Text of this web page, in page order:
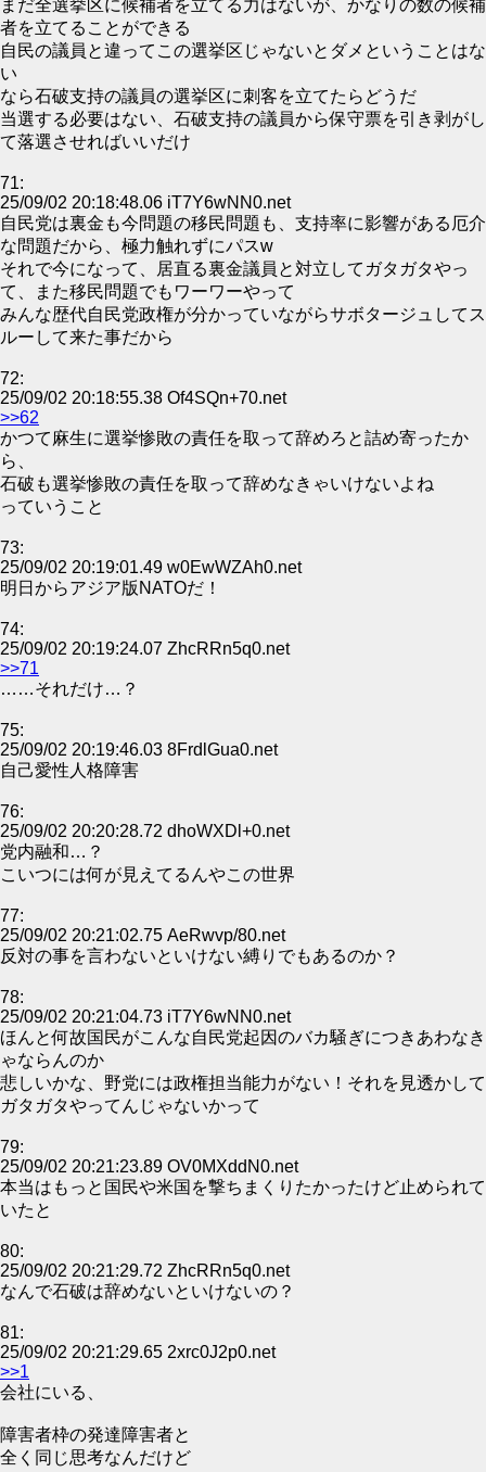
まだ全選挙区に候補者を立てる力はないが、かなりの数の候補
者を立てることができる
自民の議員と違ってこの選挙区じゃないとダメということはな
い
なら石破支持の議員の選挙区に刺客を立てたらどうだ
当選する必要はない、石破支持の議員から保守票を引き剥がし
て落選させればいいだけ
71:
25/09/02 20:18:48.06 iT7Y6wNN0.net
自民党は裏金も今問題の移民問題も、支持率に影響がある厄介
な問題だから、極力触れずにパスw
それで今になって、居直る裏金議員と対立してガタガタやっ
て、また移民問題でもワーワーやって
みんな歴代自民党政権が分かっていながらサボタージュしてス
ルーして来た事だから
72:
25/09/02 20:18:55.38 Of4SQn+70.net
>>62
かつて麻生に選挙惨敗の責任を取って辞めろと詰め寄ったか
ら、
石破も選挙惨敗の責任を取って辞めなきゃいけないよね
っていうこと
73:
25/09/02 20:19:01.49 w0EwWZAh0.net
明日からアジア版NATOだ！
74:
25/09/02 20:19:24.07 ZhcRRn5q0.net
>>71
……それだけ…？
75:
25/09/02 20:19:46.03 8FrdlGua0.net
自己愛性人格障害
76:
25/09/02 20:20:28.72 dhoWXDl+0.net
党内融和…？
こいつには何が見えてるんやこの世界
77:
25/09/02 20:21:02.75 AeRwvp/80.net
反対の事を言わないといけない縛りでもあるのか？
78:
25/09/02 20:21:04.73 iT7Y6wNN0.net
ほんと何故国民がこんな自民党起因のバカ騒ぎにつきあわなき
ゃならんのか
悲しいかな、野党には政権担当能力がない！それを見透かして
ガタガタやってんじゃないかって
79:
25/09/02 20:21:23.89 OV0MXddN0.net
本当はもっと国民や米国を撃ちまくりたかったけど止められて
いたと
80:
25/09/02 20:21:29.72 ZhcRRn5q0.net
なんで石破は辞めないといけないの？
81:
25/09/02 20:21:29.65 2xrc0J2p0.net
>>1
会社にいる、
障害者枠の発達障害者と
全く同じ思考なんだけど